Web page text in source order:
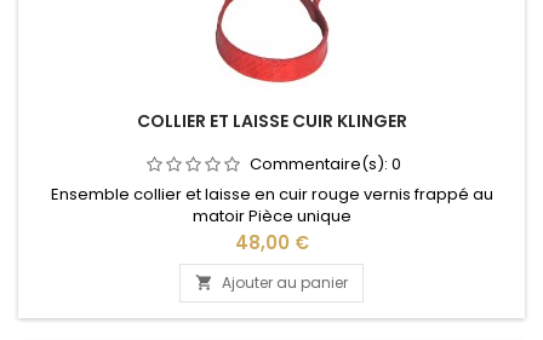
COLLIER ET LAISSE CUIR KLINGER
Commentaire(s): 0
Ensemble collier et laisse en cuir rouge vernis frappé au
matoir Pièce unique
Prix
48,00 €
 Ajouter au panier